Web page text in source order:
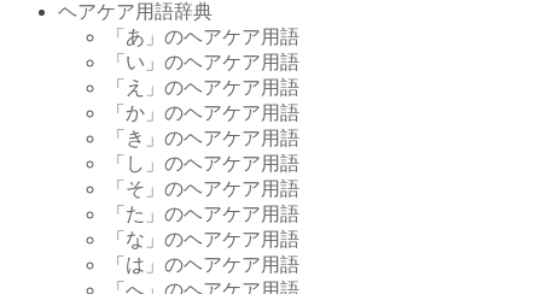
ヘアケア用語辞典
「あ」のヘアケア用語
「い」のヘアケア用語
「え」のヘアケア用語
「か」のヘアケア用語
「き」のヘアケア用語
「し」のヘアケア用語
「そ」のヘアケア用語
「た」のヘアケア用語
「な」のヘアケア用語
「は」のヘアケア用語